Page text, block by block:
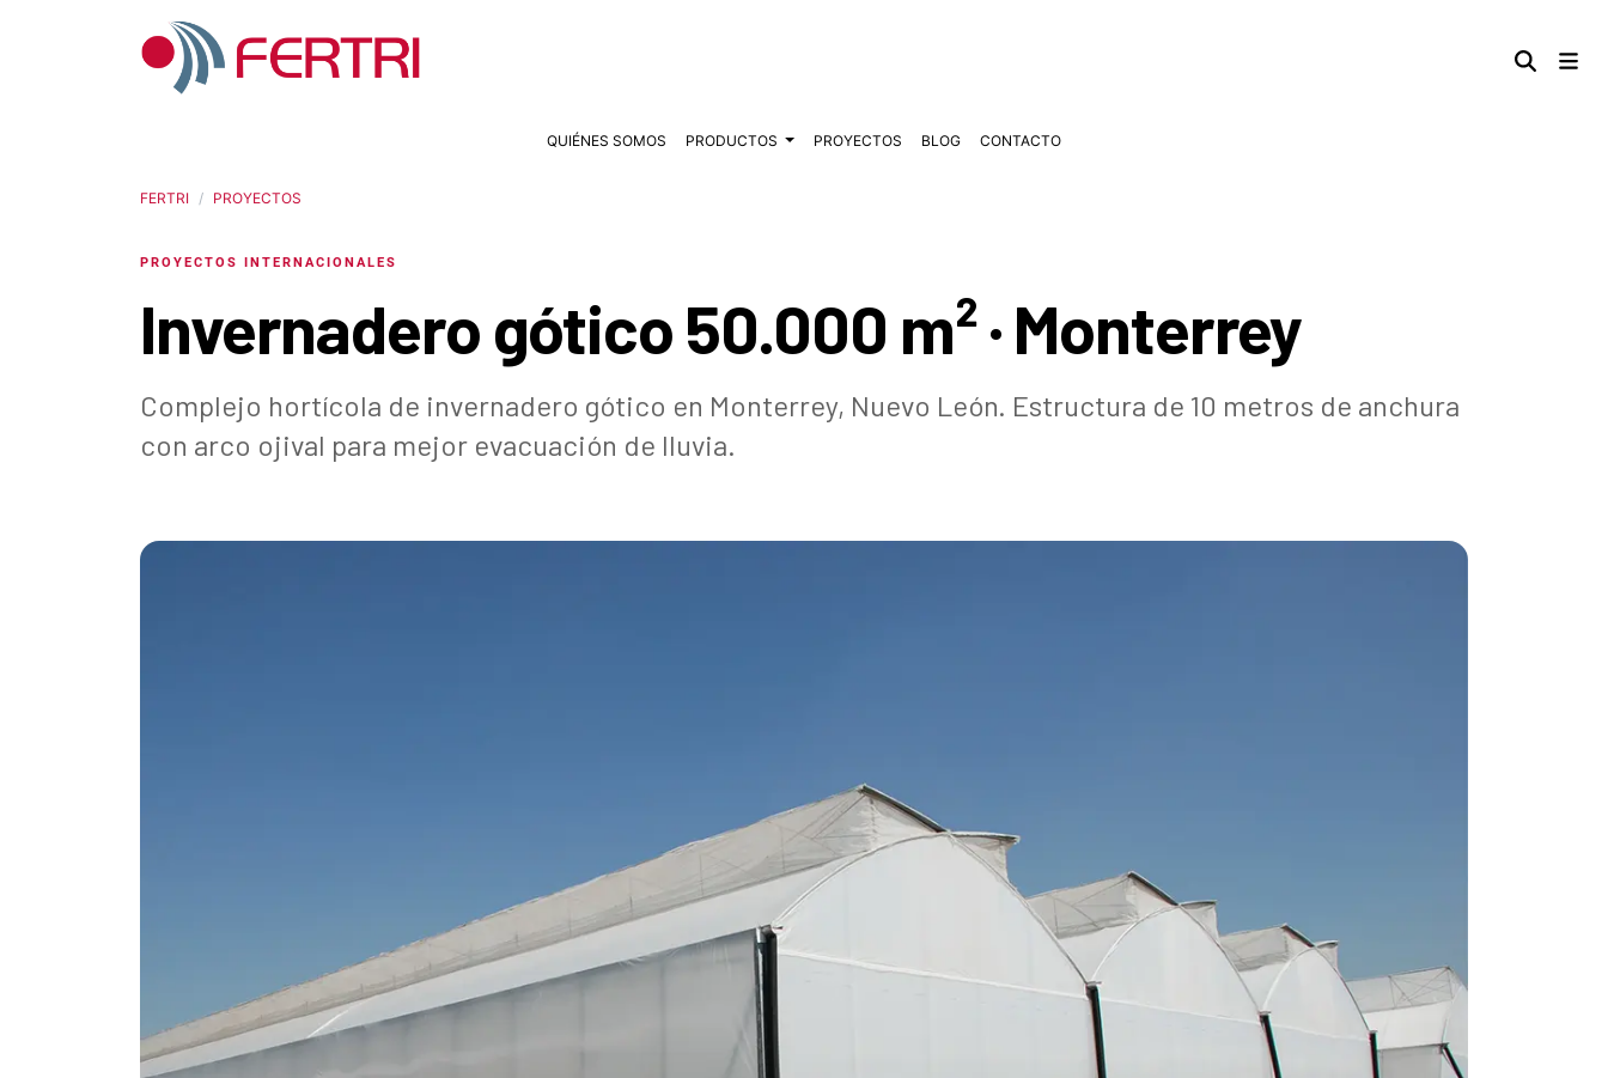
QUIÉNES SOMOS PRODUCTOS PROYECTOS BLOG CONTACTO
FERTRI PROYECTOS
PROYECTOS INTERNACIONALES
Invernadero gótico 50.000 m² · Monterrey
Complejo hortícola de invernadero gótico en Monterrey, Nuevo León. Estructura de 10 metros de anchura
con arco ojival para mejor evacuación de lluvia.